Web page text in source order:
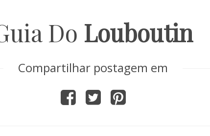
Do Louboutin
Compartilhar postagem em